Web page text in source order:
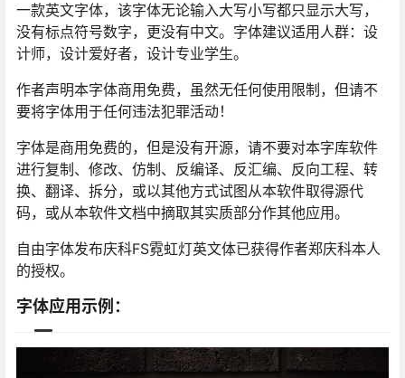
一款英文字体，该字体无论输入大写小写都只显示大写，
没有标点符号数字，更没有中文。字体建议适用人群：设
计师，设计爱好者，设计专业学生。
作者声明本字体商用免费，虽然无任何使用限制，但请不
要将字体用于任何违法犯罪活动！
字体是商用免费的，但是没有开源，请不要对本字库软件
进行复制、修改、仿制、反编译、反汇编、反向工程、转
换、翻译、拆分，或以其他方式试图从本软件取得源代
码，或从本软件文档中摘取其实质部分作其他应用。
自由字体发布庆科FS霓虹灯英文体已获得作者郑庆科本人
的授权。
字体应用示例：